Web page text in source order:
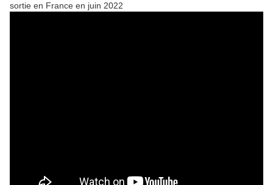
sortie en France en juin 2022